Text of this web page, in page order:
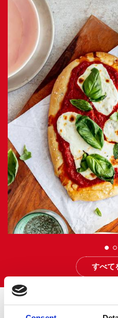
すべて
キッチンに